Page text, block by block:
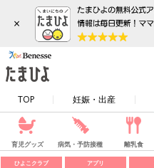
×
TOP 妊娠・出産
育児グッズ 病気・予防接種 離乳食
ひよこクラブ アプリ